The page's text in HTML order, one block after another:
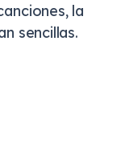
la
sencillas.